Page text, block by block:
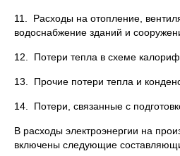
11. Расходы на отопление,
водоснабжение зданий и
12. Потери тепла в схеме
13. Прочие потери тепла и
14. Потери, связанные с
В расходы электроэнергии на
включены следующие